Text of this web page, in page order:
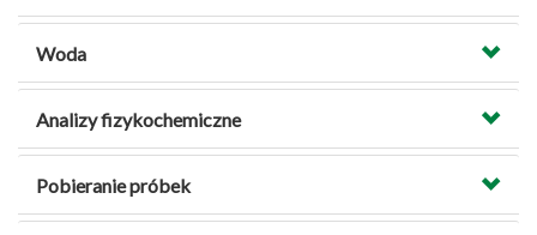
Woda
Analizy fizykochemiczne
Pobieranie próbek